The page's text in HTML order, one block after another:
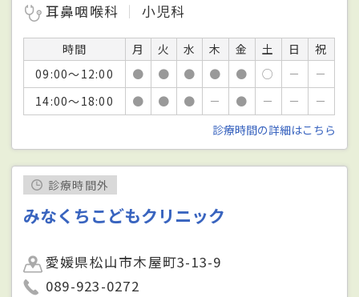
耳鼻咽喉科
小児科
時間 月 火 水 木 金 土 日
祝
09:00～12:00
● ● ● ● ● ○ －
－
14:00～18:00
● ● ● － ● － －
－
診療時間の詳細はこちら
診療時間外
みなくちこどもクリニック
愛媛県松山市木屋町3-13-9
089-923-0272